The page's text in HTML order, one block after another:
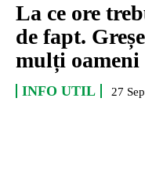
La ce ore
de fapt.
mulți oameni
INFO UTIL 27